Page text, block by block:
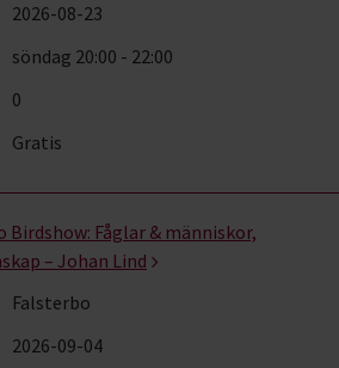
2026-08-23
söndag 20:00 - 22:00
0
Gratis
Birdshow: Fåglar & människor,
– Johan Lind
Falsterbo
2026-09-04